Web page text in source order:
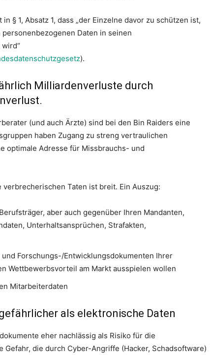
§ 1, Absatz 1, dass „der Einzelne davor zu schützen ist,
Daten in seinen
).
Milliardenverluste durch
(und auch Ärzte) sind bei den Bin Raiders eine
haben Zugang zu streng vertraulichen
optimale Adresse für Missbrauchs- und
Taten ist breit. Ein Auszug:
aber auch gegenüber Ihren Mandanten,
Unterhaltsansprüchen, Strafakten,
Forschungs-/Entwicklungsdokumenten Ihrer
Wettbewerbsvorteil am Markt ausspielen wollen
Mitarbeiterdaten
als elektronische Daten
eher nachlässig als Risiko für die
die durch Cyber-Angriffe (Hacker, Schadsoftware)